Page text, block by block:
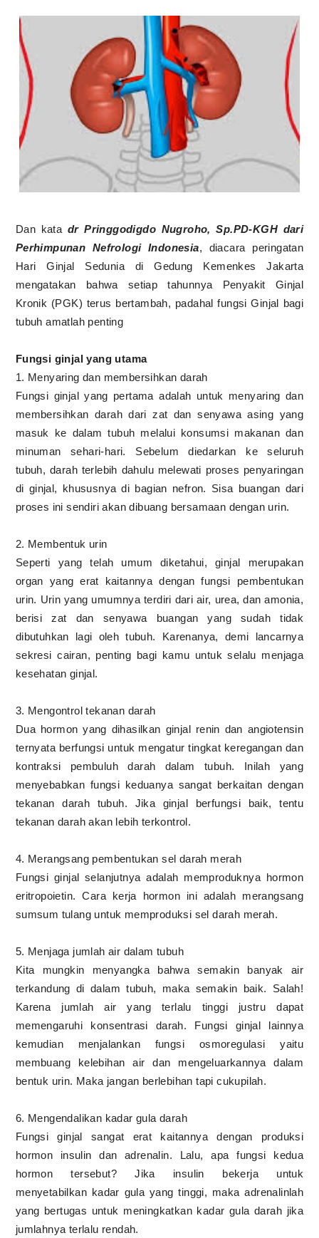
Dan kata dr Pringgodigdo Nugroho, Sp.PD-KGH dari
Perhimpunan Nefrologi Indonesia, diacara peringatan
Hari Ginjal Sedunia di Gedung Kemenkes Jakarta
mengatakan bahwa setiap tahunnya Penyakit Ginjal
Kronik (PGK) terus bertambah, padahal fungsi Ginjal bagi
tubuh amatlah penting
Fungsi ginjal yang utama
1. Menyaring dan membersihkan darah
Fungsi ginjal yang pertama adalah untuk menyaring dan
membersihkan darah dari zat dan senyawa asing yang
masuk ke dalam tubuh melalui konsumsi makanan dan
minuman sehari-hari. Sebelum diedarkan ke seluruh
tubuh, darah terlebih dahulu melewati proses penyaringan
di ginjal, khususnya di bagian nefron. Sisa buangan dari
proses ini sendiri akan dibuang bersamaan dengan urin.
2. Membentuk urin
Seperti yang telah umum diketahui, ginjal merupakan
organ yang erat kaitannya dengan fungsi pembentukan
urin. Urin yang umumnya terdiri dari air, urea, dan amonia,
berisi zat dan senyawa buangan yang sudah tidak
dibutuhkan lagi oleh tubuh. Karenanya, demi lancarnya
sekresi cairan, penting bagi kamu untuk selalu menjaga
kesehatan ginjal.
3. Mengontrol tekanan darah
Dua hormon yang dihasilkan ginjal renin dan angiotensin
ternyata berfungsi untuk mengatur tingkat keregangan dan
kontraksi pembuluh darah dalam tubuh. Inilah yang
menyebabkan fungsi keduanya sangat berkaitan dengan
tekanan darah tubuh. Jika ginjal berfungsi baik, tentu
tekanan darah akan lebih terkontrol.
4. Merangsang pembentukan sel darah merah
Fungsi ginjal selanjutnya adalah memproduknya hormon
eritropoietin. Cara kerja hormon ini adalah merangsang
sumsum tulang untuk memproduksi sel darah merah.
5. Menjaga jumlah air dalam tubuh
Kita mungkin menyangka bahwa semakin banyak air
terkandung di dalam tubuh, maka semakin baik. Salah!
Karena jumlah air yang terlalu tinggi justru dapat
memengaruhi konsentrasi darah. Fungsi ginjal lainnya
kemudian menjalankan fungsi osmoregulasi yaitu
membuang kelebihan air dan mengeluarkannya dalam
bentuk urin. Maka jangan berlebihan tapi cukupilah.
6. Mengendalikan kadar gula darah
Fungsi ginjal sangat erat kaitannya dengan produksi
hormon insulin dan adrenalin. Lalu, apa fungsi kedua
hormon tersebut? Jika insulin bekerja untuk
menyetabilkan kadar gula yang tinggi, maka adrenalinlah
yang bertugas untuk meningkatkan kadar gula darah jika
jumlahnya terlalu rendah.